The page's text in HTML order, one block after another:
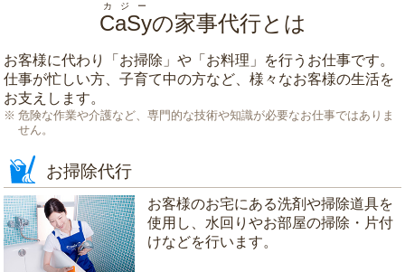
CaSy
カジー
の家事代行とは
お客様に代わり「 お掃除 」や「 お料理 」を行うお仕事です。
仕事が忙しい方、子育て中の方など、様々なお客様の生活を
お支えします。
危険な作業や介護など、専門的な技術や知識が必要なお仕事ではありま
せん。
お掃除代行
お客様のお宅にある洗剤や掃除道具を
使用し、水回りやお部屋の掃除・片付
けなどを行います。